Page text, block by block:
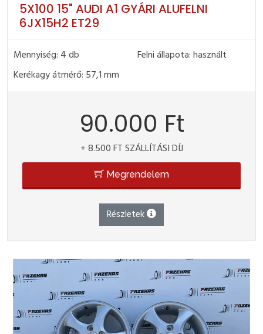
5X100 15" AUDI A1 GYÁRI ALUFELNI
6JX15H2 ET29
Mennyiség: 4 db
Felni állapota: használt
Kerékagy átmérő: 57,1 mm
90.000 Ft
+ 8.500 FT SZÁLLÍTÁSI DÍJ
Megrendelem
Részletek